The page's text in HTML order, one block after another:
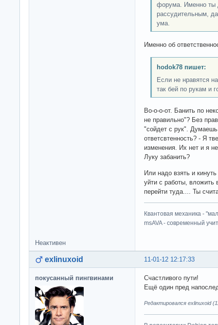
форума. Именно ты
рассудительным,
ума.
Именно об
hodok78 пишет:
Если не нравятся
так бей по рукам и
Во-о-о-от. Банить по
не правильно"? Без
"сойдет с рук". Думаешь
ответсвтенность? - Я
изменения. Их нет и я
Луку забанить?
Или надо взять и
уйти с работы, вложить
перейти туда.... Ты
Квантовая механика -
msAVA - современный
Неактивен
11-01-12 12:17:33
exlinuxoid
покусанный пингвинами
Счастливого пути!
Ещё один пред
Редактировался exlinuxoid